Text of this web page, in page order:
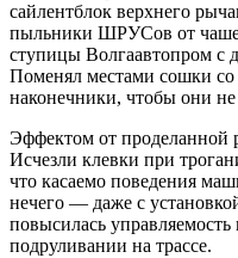
сайлентблок верхнего
пыльники ШРУСов от
ступицы Волгаавтопром с
Поменял местами сошки со
наконечники, чтобы они не
Эффектом от проделанной
Исчезли клевки при
что касаемо поведения
нечего — даже с
повысилась
подруливании на трассе.